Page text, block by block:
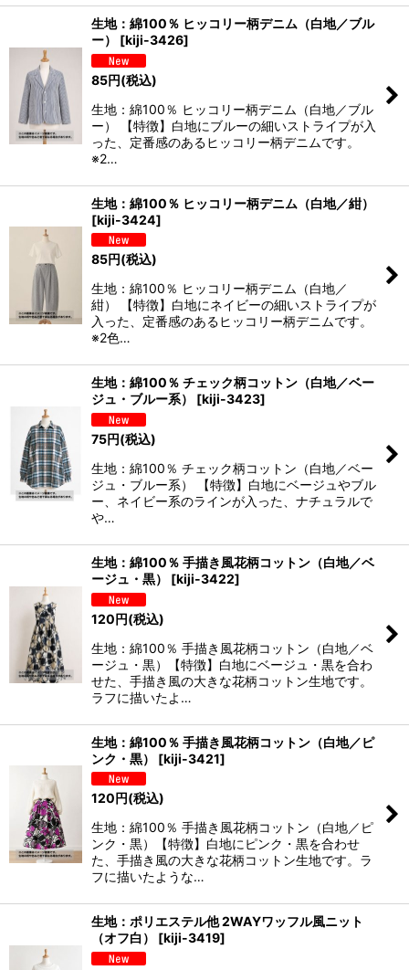
生地：綿100％ ヒッコリー柄デニム（白地／ブル
ー）
[kiji-3426]
85円(税込)
生地：綿100％ ヒッコリー柄デニム（白地／ブル
ー） 【特徴】白地にブルーの細いストライプが入
った、定番感のあるヒッコリー柄デニムです。
※2…
生地：綿100％ ヒッコリー柄デニム（白地／紺）
[kiji-3424]
85円(税込)
生地：綿100％ ヒッコリー柄デニム（白地／
紺） 【特徴】白地にネイビーの細いストライプが
入った、定番感のあるヒッコリー柄デニムです。
※2色…
生地：綿100％ チェック柄コットン（白地／ベー
ジュ・ブルー系）
[kiji-3423]
75円(税込)
生地：綿100％ チェック柄コットン（白地／ベー
ジュ・ブルー系） 【特徴】白地にベージュやブル
ー、ネイビー系のラインが入った、ナチュラルで
や…
生地：綿100％ 手描き風花柄コットン（白地／ベ
ージュ・黒）
[kiji-3422]
120円(税込)
生地：綿100％ 手描き風花柄コットン（白地／ベ
ージュ・黒）【特徴】白地にベージュ・黒を合わ
せた、手描き風の大きな花柄コットン生地です。
ラフに描いたよ…
生地：綿100％ 手描き風花柄コットン（白地／ピ
ンク・黒）
[kiji-3421]
120 円(税込)
生地：綿100％ 手描き風花柄コットン（白地／ピ
ンク・黒）【特徴】白地にピンク・黒を合わせ
た、手描き風の大きな花柄コットン生地です。ラ
フに描いたような…
生地：ポリエステル他 2WAYワッフル風ニット
（オフ白）
[kiji-3419]